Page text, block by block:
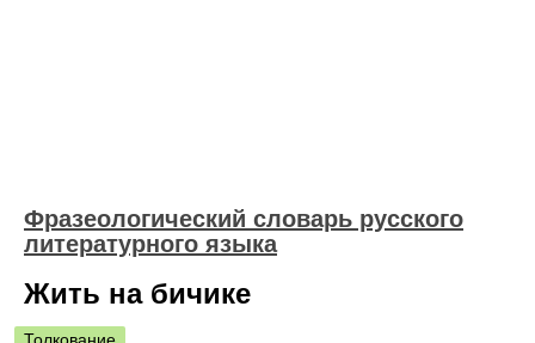
Фразеологический словарь русского
литературного языка
Жить на бичике